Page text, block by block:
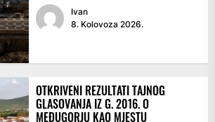
Ivan
8. Kolovoza 2026.
OTKRIVENI REZULTATI TAJNOG
GLASOVANJA IZ G. 2016. O
MEĐUGORJU KAO MJESTU